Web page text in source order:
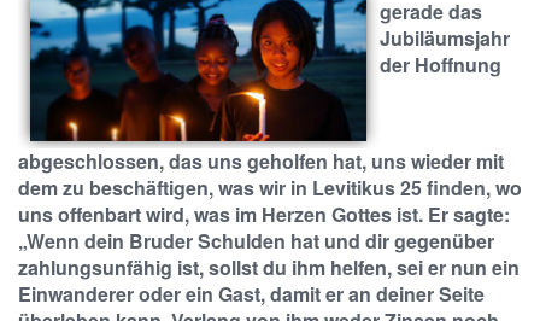
gerade das
Jubiläumsjahr
der Hoffnung
abgeschlossen, das uns geholfen hat, uns wieder mit
dem zu beschäftigen, was wir in Levitikus 25 finden, wo
uns offenbart wird, was im Herzen Gottes ist. Er sagte:
„Wenn dein Bruder Schulden hat und dir gegenüber
zahlungsunfähig ist, sollst du ihm helfen, sei er nun ein
Einwanderer oder ein Gast, damit er an deiner Seite